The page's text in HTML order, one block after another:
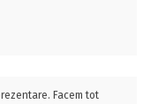
Facem tot